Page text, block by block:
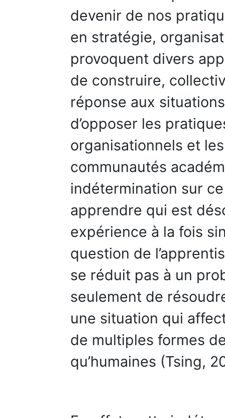
devenir de nos
en stratégie,
provoquent divers
de construire,
réponse aux
d’opposer les
organisationnels et
communautés
indétermination sur
apprendre qui est
expérience à la fois
question de
se réduit pas à un
seulement de
une situation qui
de multiples formes
qu’humaines (Tsing,